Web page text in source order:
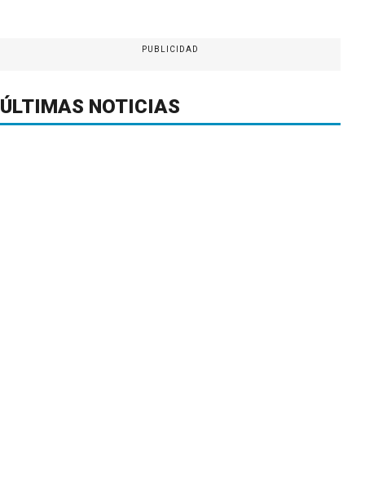
PUBLICIDAD
ÚLTIMAS NOTICIAS